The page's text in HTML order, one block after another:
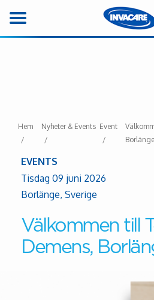
Hem Nyheter & Events Event
Borlänge
EVENTS
Tisdag 09 juni 2026
Borlänge, Sverige
Välkommen till
Demens,